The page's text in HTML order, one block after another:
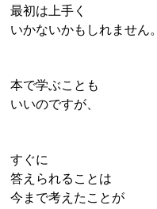
最初は上手く
いかないかもしれません。
本で学ぶことも
いいのですが、
すぐに
答えられることは
今まで考えたことが